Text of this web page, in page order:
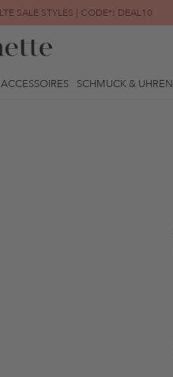
SALE STYLES | CODE*: DEAL10
REDUZIERT
ACCESSOIRES SCHMUCK & UHREN